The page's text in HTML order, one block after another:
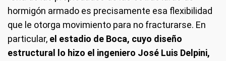
hormigón armado es precisamente esa flexibilidad
que le otorga movimiento para no fracturarse. En
particular, el estadio de Boca, cuyo diseño
estructural lo hizo el ingeniero José Luis Delpini,